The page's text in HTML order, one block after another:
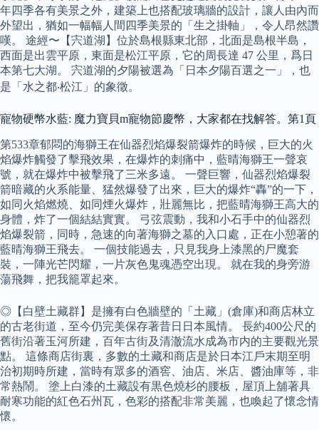
年四季各有美景之外，建築上也搭配玻璃牆的設計，讓人由內而
外望出，猶如一幅幅人間四季美景的「生之掛軸」，令人昂然讚
嘆。 途經〜【宍道湖】位於島根縣東北部，北面是島根半島，
西面是出雲平原，東面是松江平原，它的周長達 47 公里，爲日
本第七大湖。 宍道湖的夕陽被選為「日本夕陽百選之一」，也
是「水之都‧松江」的象徵。
寵物硬幣水藍: 魔力寶貝m寵物節慶幣，大家都在找解答。第1頁
第533章郁悶的海獅王在仙器烈焰爆裂箭爆炸的時候，巨大的火
焰爆炸觸發了擊飛效果，在爆炸的刺痛中，藍晴海獅王一聲哀
號，就在爆炸中被擊飛了三米多遠。 一聲巨響，仙器烈焰爆裂
箭暗藏的火系能量、猛然爆發了出來，巨大的爆炸“轟”的一下，
如同火焰燃燒、如同煙火爆炸，壯麗無比，把藍晴海獅王高大的
身體，炸了一個結結實實。 弓弦震動，我和小石手中的仙器烈
焰爆裂箭，同時，急速的向著海獅之墓的入口處，正在小憩著的
藍晴海獅王飛去。 一個技能過去，只見我身上漆黑的尸魔套
裝，一陣光芒閃耀，一片灰色鬼魂憑空出現。 就在我的身旁游
蕩飛舞，把我籠罩起來。
◎【白壁土藏群】是擁有白色牆壁的「土藏」(倉庫)和商店林立
的古老街道，至今仍完美保存著昔日日本風情。 長約400公尺的
舊街沿著玉河所建，百年古街及清澈流水成為市内的主要觀光景
點。 這條商店街裏，多數的土藏和商店是於日本江戶末期至明
治初期時所建，當時有眾多的酒窖、油店、米店、醬油庫等，非
常熱鬧。 塗上白漆的土藏設有黒色燒杉的腰板，屋頂上舖著具
耐寒功能的紅色石州瓦，色彩的搭配非常美麗，也喚起了懷念情
懷。